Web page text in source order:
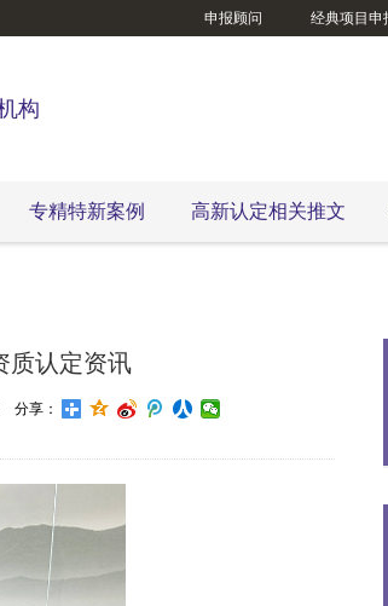
申报顾问 经典项目申
构
专精特新案例 高新认定相关推文
质认定资讯
分享：